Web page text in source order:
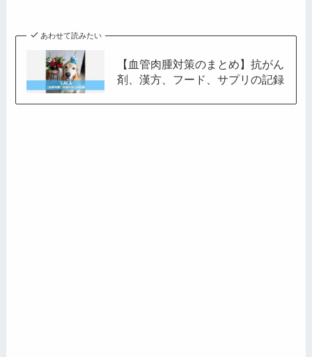
あわせて読みたい
【血管肉腫対策のまとめ】抗がん
剤、漢方、フード、サプリの記録